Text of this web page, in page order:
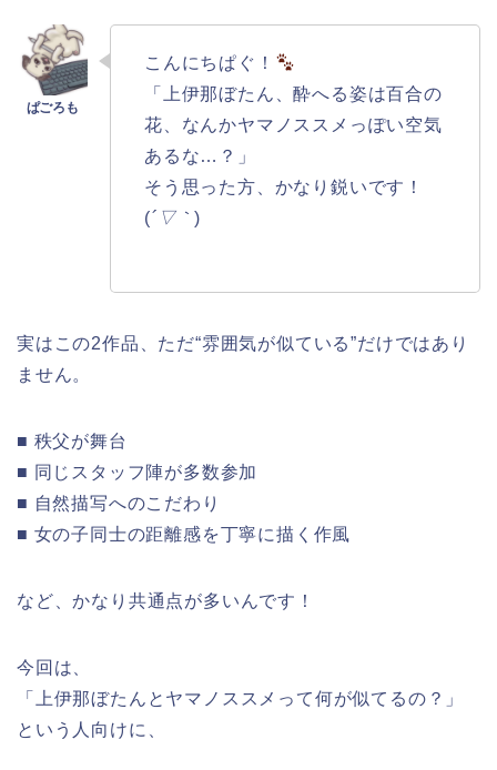
こんにちぱぐ！
「上伊那ぼたん、酔へる姿は百合の
花、なんかヤマノススメっぽい空気
あるな…？」
そう思った方、かなり鋭いです！
(´▽｀)
実はこの2作品、ただ“雰囲気が似ている”だけではあり
ません。
■ 秩父が舞台
■ 同じスタッフ陣が多数参加
■ 自然描写へのこだわり
■ 女の子同士の距離感を丁寧に描く作風
など、かなり共通点が多いんです！
今回は、
「上伊那ぼたんとヤマノススメって何が似てるの？」
という人向けに、